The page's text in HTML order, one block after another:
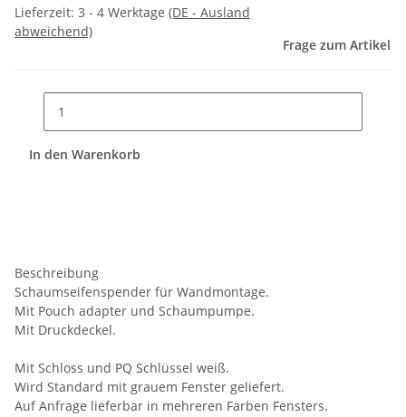
Lieferzeit: 3 - 4 Werktage (DE - Ausland
abweichend)
Frage zum Artikel
In den Warenkorb
Beschreibung
Schaumseifenspender für Wandmontage.
Mit Pouch adapter und Schaumpumpe.
Mit Druckdeckel.
Mit Schloss und PQ Schlüssel weiß.
Wird Standard mit grauem Fenster geliefert.
Auf Anfrage lieferbar in mehreren Farben Fensters.